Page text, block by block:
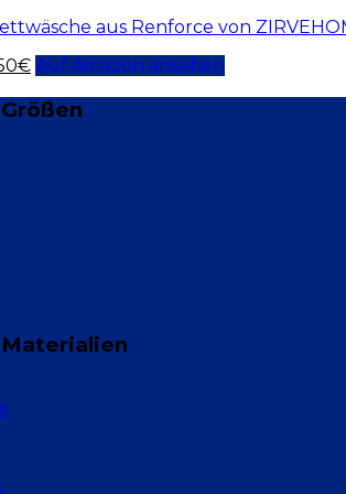
aus Renforce von
€ Auf Amazon ansehen